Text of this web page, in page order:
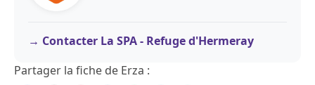
Contacter La SPA - Refuge d'Hermeray
Partager la fiche de Erza :